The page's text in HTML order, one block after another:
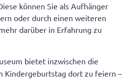
können Sie als Aufhänger
oder durch einen weiteren
darüber in Erfahrung zu
bietet inzwischen die
Kindergeburtstag dort zu feiern –